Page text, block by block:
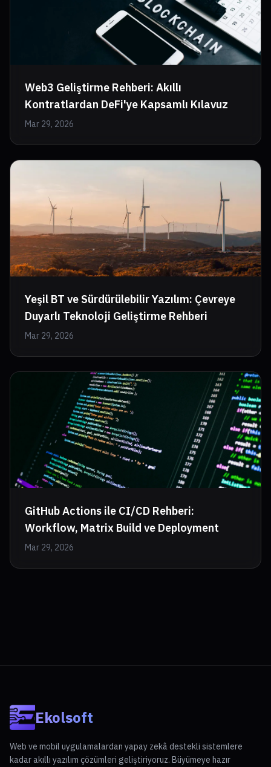
Web3 Geliştirme Rehberi: Akıllı
Kontratlardan DeFi'ye Kapsamlı Kılavuz
Mar 29, 2026
Yeşil BT ve Sürdürülebilir Yazılım: Çevreye
Duyarlı Teknoloji Geliştirme Rehberi
Mar 29, 2026
GitHub Actions ile CI/CD Rehberi:
Workflow, Matrix Build ve Deployment
Mar 29, 2026
Ekolsoft
Web ve mobil uygulamalardan yapay zekâ destekli sistemlere
kadar akıllı yazılım çözümleri geliştiriyoruz. Büyümeye hazır